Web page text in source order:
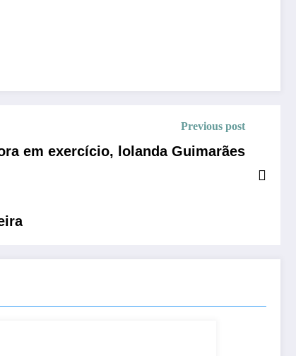
Previous post
em exercício, lolanda Guimarães